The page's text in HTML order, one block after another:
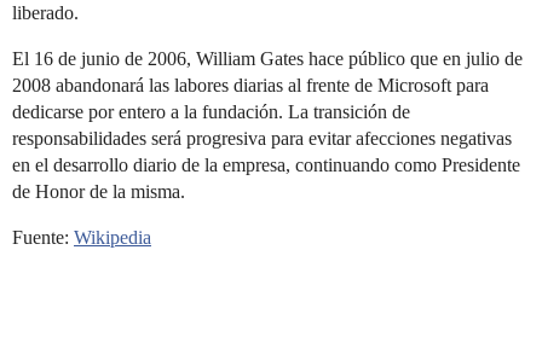
liberado.
El 16 de junio de 2006, William Gates hace público que en julio de
2008 abandonará las labores diarias al frente de Microsoft para
dedicarse por entero a la fundación. La transición de
responsabilidades será progresiva para evitar afecciones negativas
en el desarrollo diario de la empresa, continuando como Presidente
de Honor de la misma.
Fuente: Wikipedia